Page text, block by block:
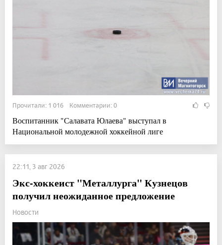
Прочитали: 1 016 Комментарии: 0
Воспитанник "Салавата Юлаева" выступал в
Национальной молодежной хоккейной лиге
22:11, 3 авг 2026
Экс-хоккеист "Металлурга" Кузнецов
получил неожиданное предложение
Новости